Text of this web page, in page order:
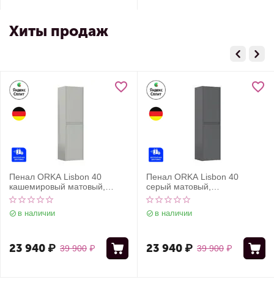
Хиты продаж
Пенал ORKA Lisbon 40
кашемировый матовый,
универсальный
в наличии
39 900 ₽
23 940₽
Пенал ORKA Lisbon 40
серый матовый,
универсальный
в наличии
39 900 ₽
23 940₽